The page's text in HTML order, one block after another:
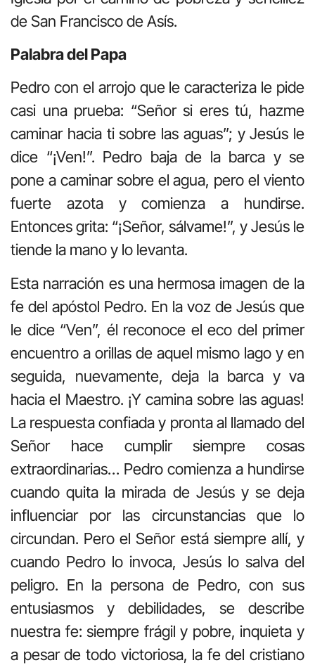
de San Francisco de Asís.
Palabra del Papa
Pedro con el arrojo que le caracteriza le pide
casi una prueba: “Señor si eres tú, hazme
caminar hacia ti sobre las aguas”; y Jesús le
dice “¡Ven!”. Pedro baja de la barca y se
pone a caminar sobre el agua, pero el viento
fuerte azota y comienza a hundirse.
Entonces grita: “¡Señor, sálvame!”, y Jesús le
tiende la mano y lo levanta.
Esta narración es una hermosa imagen de la
fe del apóstol Pedro. En la voz de Jesús que
le dice “Ven”, él reconoce el eco del primer
encuentro a orillas de aquel mismo lago y en
seguida, nuevamente, deja la barca y va
hacia el Maestro. ¡Y camina sobre las aguas!
La respuesta confiada y pronta al llamado del
Señor hace cumplir siempre cosas
extraordinarias… Pedro comienza a hundirse
cuando quita la mirada de Jesús y se deja
influenciar por las circunstancias que lo
circundan. Pero el Señor está siempre allí, y
cuando Pedro lo invoca, Jesús lo salva del
peligro. En la persona de Pedro, con sus
entusiasmos y debilidades, se describe
nuestra fe: siempre frágil y pobre, inquieta y
a pesar de todo victoriosa, la fe del cristiano